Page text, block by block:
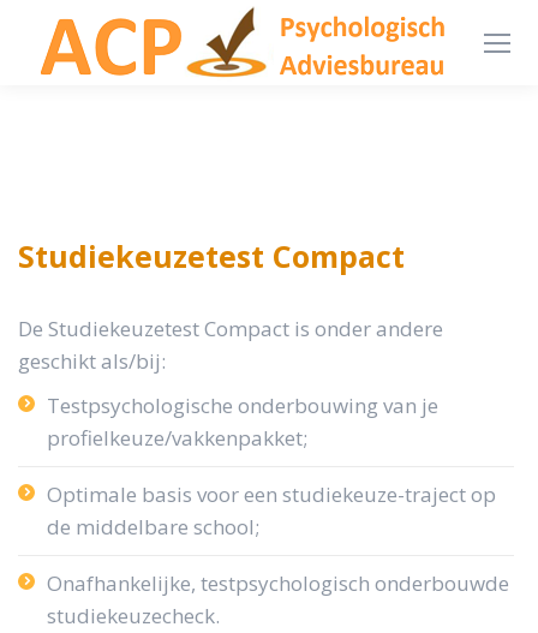
Studiekeuzetest Compact
De Studiekeuzetest Compact is onder andere
geschikt als/bij:
Testpsychologische onderbouwing van je
profielkeuze/vakkenpakket;
Optimale basis voor een studiekeuze-traject op
de middelbare school;
Onafhankelijke, testpsychologisch onderbouwde
studiekeuzecheck.